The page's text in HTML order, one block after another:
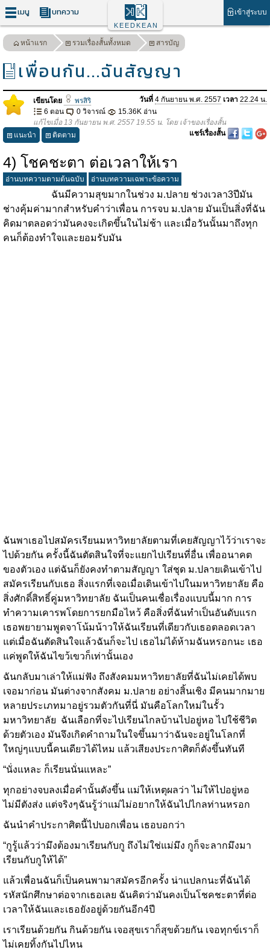
เมนู บทความ เข้าสู่ระบบ
KEEDKEAN
หน้าแรก รวมเรื่องสั้นทั้งหมด สารบัญ
เพื่อนกัน...ฉันสัญญา
- เขียนโดย พรสิริ วันที่ 4 กันยายน พ.ศ. 2557 เวลา 22.24 น.
6 ตอน
0 วิจารณ์
15.36K อ่าน
แก้ไขเมื่อ 13 กันยายน พ.ศ. 2557 19.55 น. โดย เจ้าของเรื่องสั้น
แนะนำ
ติดตาม แชร์เรื่องสั้น
4) โชคชะตา ต่อเวลาให้เรา
อ่านบทความตามต้นฉบับ อ่านบทความเฉพาะข้อความ
ฉันมีความสุขมากในช่วง ม.ปลาย ช่วงเวลา3ปีมัน
ช่างคุ้มค่ามากสำหรับคำว่าเพื่อน การจบ ม.ปลาย มันเป็นสิ่งที่ฉัน
คิดมาตลอดว่ามันคงจะเกิดขึ้นในไม่ช้า และเมื่อวันนั้นมาถึงทุก
คนก็ต้องทำใจและยอมรับมัน
ฉันพาเธอไปสมัครเรียนมหาวิทยาลัยตามที่เคยสัญญาไว้ว่าเราจะ
ไปด้วยกัน ครั้งนี้ฉันตัดสินใจที่จะแยกไปเรียนที่อื่น เพื่ออนาคต
ของตัวเอง แต่ฉันก็ยังคงทำตามสัญญา ใส่ชุด ม.ปลายเดินเข้าไป
สมัครเรียนกับเธอ สิ่งแรกที่เจอเมื่อเดินเข้าไปในมหาวิทยาลัย คือ
สิ่งศักดิ์สิทธิ์คู่มหาวิทยาลัย ฉันเป็นคนเชื่อเรื่องแบบนี้มาก การ
ทำความเคารพโดยการยกมือไหว้ คือสิ่งที่ฉันทำเป็นอันดับแรก
เธอพยายามพูดจาโน้มน้าวให้ฉันเรียนที่เดียวกับเธอตลอดเวลา
แต่เมื่อฉันตัดสินใจแล้วฉันก็จะไป เธอไม่ได้ห้ามฉันหรอกนะ เธอ
แค่พูดให้ฉันไขว้เขวก็เท่านั้นเอง
ฉันกลับมาเล่าให้แม่ฟัง ถึงสังคมมหาวิทยาลัยที่ฉันไม่เคยได้พบ
เจอมาก่อน มันต่างจากสังคม ม.ปลาย อย่างสิ้นเชิง มีคนมากมาย
หลายประเภทมาอยู่รวมตัวกันที่นี่ มันคือโลกใหม่ในรั้ว
มหาวิทยาลัย ฉันเลือกที่จะไปเรียนไกลบ้านไปอยู่หอ ไปใช้ชีวิต
ด้วยตัวเอง มันจึงเกิดคำถามในใจขึ้นมาว่าฉันจะอยู่ในโลกที่
ใหญ่ๆแบบนี้คนเดียวได้ไหม แล้วเสียงประกาศิตก็ดังขึ้นทันที
“นั่งแหละ ก็เรียนนั่นแหละ”
ทุกอย่างจบลงเมื่อคำนั้นดังขึ้น แม่ให้เหตุผลว่า ไม่ให้ไปอยู่หอ
ไม่มีตังส่ง แต่จริงๆฉันรู้ว่าแม่ไม่อยากให้ฉันไปไกลท่านหรอก
ฉันนำคำประกาศิตนี้ไปบอกเพื่อน เธอบอกว่า
“กูรู้แล้วว่ามึงต้องมาเรียนกับกู ถึงไม่ใช่แม่มึง กูก็จะลากมึงมา
เรียนกับกูให้ได้”
แล้วเพื่อนฉันก็เป็นคนพามาสมัครอีกครั้ง น่าแปลกนะที่ฉันได้
รหัสนักศึกษาต่อจากเธอเลย ฉันคิดว่ามันคงเป็นโชคชะตาที่ต่อ
เวลาให้ฉันและเธอยังอยู่ด้วยกันอีก4ปี
เราเรียนด้วยกัน กินด้วยกัน เจอสุขเราก็สุขด้วยกัน เจอทุกข์เราก็
ไม่เคยทิ้งกันไปไหน